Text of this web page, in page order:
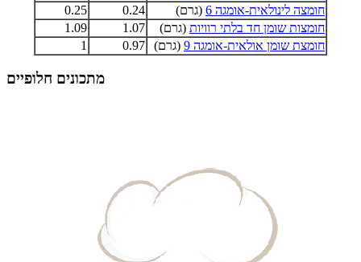
חומצה לינולאית-אומגה 6
(גרם) 0.24
0.25
חומצות שומן חד בלתי רוויות (גרם) 1.07
1.09
חומצת שומן אולאית-אומגה 9
(גרם) 0.97
1
מתכונים חלופיים